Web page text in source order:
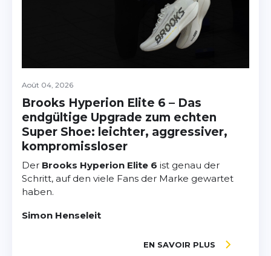
Août 04, 2026
Brooks Hyperion Elite 6 – Das
endgültige Upgrade zum echten
Super Shoe: leichter, aggressiver,
kompromissloser
Der Brooks Hyperion Elite 6 ist genau der
Schritt, auf den viele Fans der Marke gewartet
haben.
Simon Henseleit
EN SAVOIR PLUS